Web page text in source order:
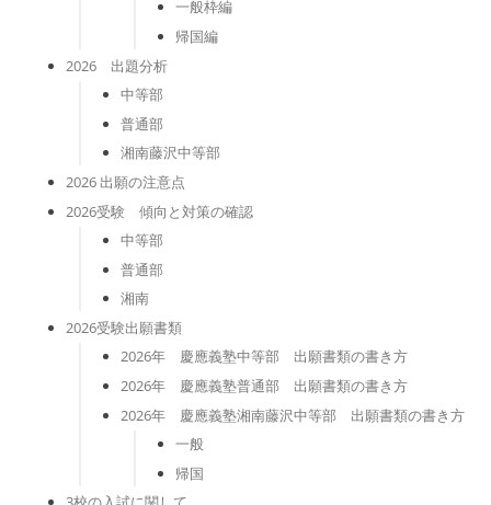
一般枠編
帰国編
2026 出題分析
中等部
普通部
湘南藤沢中等部
2026 出願の注意点
2026受験 傾向と対策の確認
中等部
普通部
湘南
2026受験出願書類
2026年 慶應義塾中等部 出願書類の書き方
2026年 慶應義塾普通部 出願書類の書き方
2026年 慶應義塾湘南藤沢中等部 出願書類の書き方
一般
帰国